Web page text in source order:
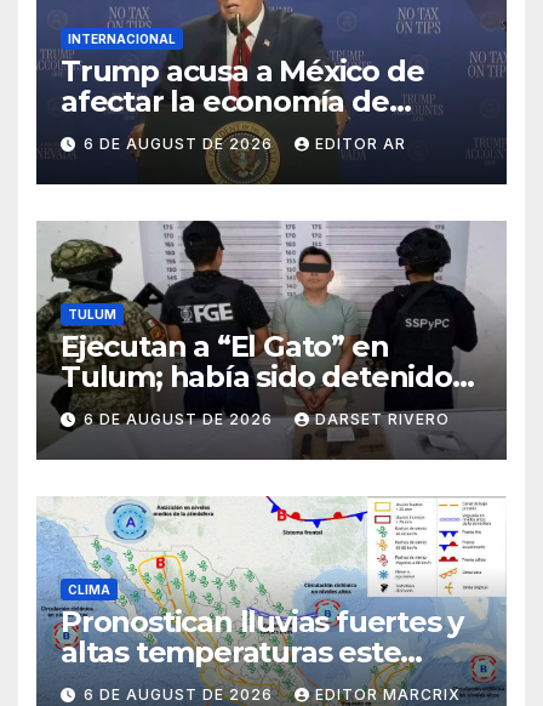
INTERNACIONAL
Trump acusa a México de
afectar la economía de
Estados Unidos con arancele
6 DE AUGUST DE 2026 EDITOR AR
TULUM
Ejecutan a “El Gato” en
Tulum; había sido detenido
por un Homicidio
6 DE AUGUST DE 2026 DARSET RIVERO
CLIMA
Pronostican lluvias fuertes y
altas temperaturas este
jueves en Quintana Roo
6 DE AUGUST DE 2026 EDITOR MARCRIX